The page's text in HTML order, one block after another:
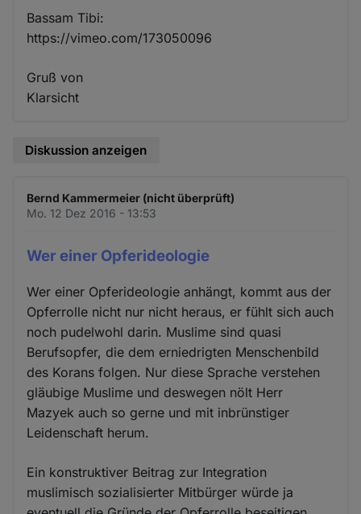
Bassam Tibi:
https://vimeo.com/173050096
Gruß von
Klarsicht
Diskussion anzeigen
Bernd Kammermeier (nicht überprüft)
Mo. 12 Dez 2016 - 13:53
Wer einer Opferideologie
Wer einer Opferideologie anhängt, kommt aus der
Opferrolle nicht nur nicht heraus, er fühlt sich auch
noch pudelwohl darin. Muslime sind quasi
Berufsopfer, die dem erniedrigten Menschenbild
des Korans folgen. Nur diese Sprache verstehen
gläubige Muslime und deswegen nölt Herr
Mazyek auch so gerne und mit inbrünstiger
Leidenschaft herum.
Ein konstruktiver Beitrag zur Integration
muslimisch sozialisierter Mitbürger würde ja